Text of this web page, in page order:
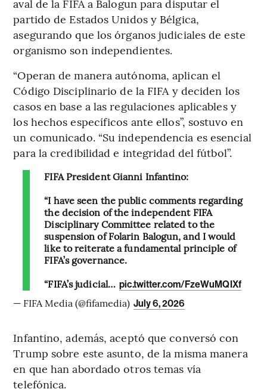
aval de la FIFA a Balogun para disputar el
partido de Estados Unidos y Bélgica,
asegurando que los órganos judiciales de este
organismo son independientes.
“Operan de manera autónoma, aplican el
Código Disciplinario de la FIFA y deciden los
casos en base a las regulaciones aplicables y
los hechos específicos ante ellos”, sostuvo en
un comunicado. “Su independencia es esencial
para la credibilidad e integridad del fútbol”.
FIFA President Gianni Infantino:
“I have seen the public comments regarding
the decision of the independent FIFA
Disciplinary Committee related to the
suspension of Folarin Balogun, and I would
like to reiterate a fundamental principle of
FIFA’s governance.
“FIFA’s judicial… pic.twitter.com/FzeWuMQIXf
— FIFA Media (@fifamedia) July 6, 2026
Infantino, además, aceptó que conversó con
Trump sobre este asunto, de la misma manera
en que han abordado otros temas vía
telefónica.